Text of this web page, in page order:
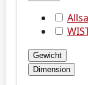
Gewicht
Dimension